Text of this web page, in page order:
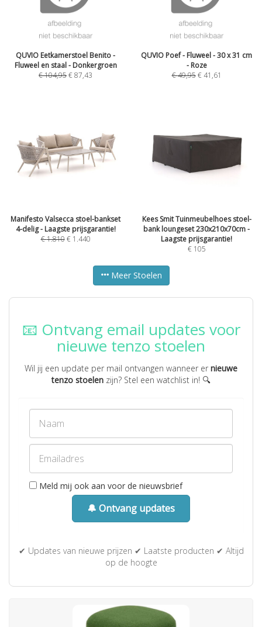
QUVIO Eetkamerstoel Benito -
Fluweel en staal - Donkergroen
€104,95€87,43
QUVIO Poef - Fluweel - 30 x 31 cm
- Roze
€49,95 €41,61
Manifesto Valsecca stoel-bankset
4-delig - Laagste prijsgarantie!
€1.810 € 1.440
Kees Smit Tuinmeubelhoes stoel-
bank loungeset 230x210x70cm -
Laagste prijsgarantie!
€ 105
Meer Stoelen
📧 Ontvang email updates voor
nieuwe tenzo stoelen
Wil jij een update per mail ontvangen wanneer er nieuwe
tenzo stoelen zijn? Stel een watchlist in! 🔍
Meld mij ook aan voor de nieuwsbrief
🔔 Ontvang updates
✔ Updates van nieuwe prijzen ✔ Laatste producten ✔ Altijd
op de hoogte